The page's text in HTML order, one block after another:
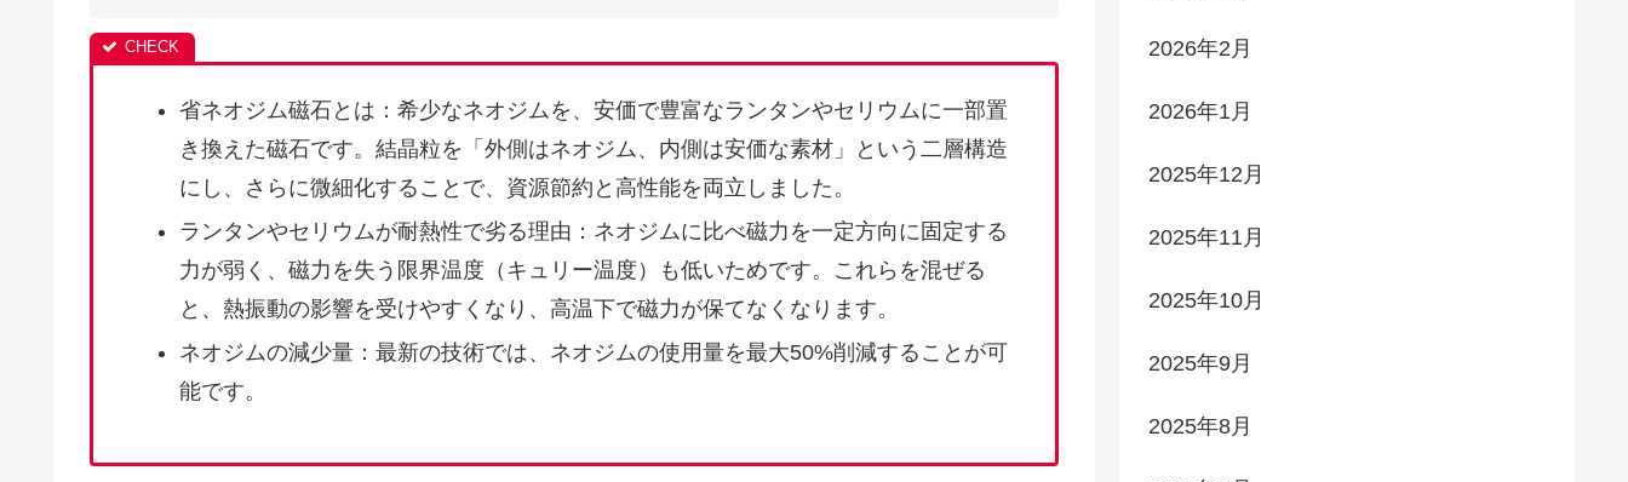
省ネオジム磁石とは：希少なネオジムを、安価で豊富なランタンやセリウムに一部置
き換えた磁石です。結晶粒を「外側はネオジム、内側は安価な素材」という二層構造
にし、さらに微細化することで、資源節約と高性能を両立しました。
ランタンやセリウムが耐熱性で劣る理由：ネオジムに比べ磁力を一定方向に固定する
力が弱く、磁力を失う限界温度（キュリー温度）も低いためです。これらを混ぜる
と、熱振動の影響を受けやすくなり、高温下で磁力が保てなくなります。
ネオジムの減少量：最新の技術では、ネオジムの使用量を最大50%削減することが可
能です。
2026年2月
2026年1月
2025年12月
2025年11月
2025年10月
2025年9月
2025年8月